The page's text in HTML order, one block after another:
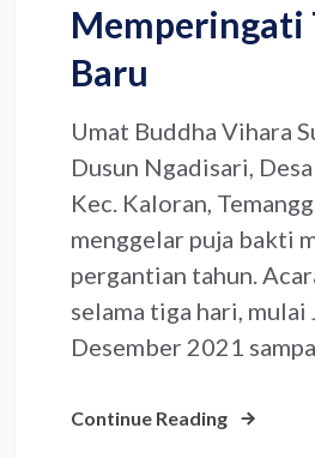
Memperingati
Baru
Umat Buddha Vihara
Dusun Ngadisari, Desa
Kec. Kaloran,
menggelar puja bakti
pergantian tahun.
selama tiga hari, mulai
Desember 2021
Continue Reading